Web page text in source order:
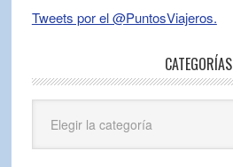
Tweets por el @PuntosViajeros.
CATEGORÍAS